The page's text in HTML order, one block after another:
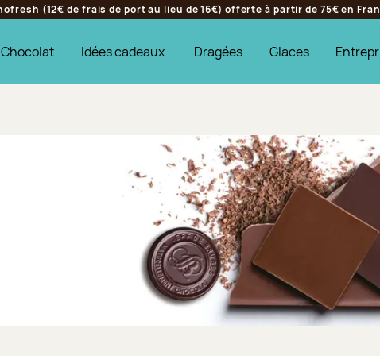
(12€ de frais de port au lieu de 16€) offerte à partir de 75€ en
Chocolat Idées cadeaux Dragées Glaces